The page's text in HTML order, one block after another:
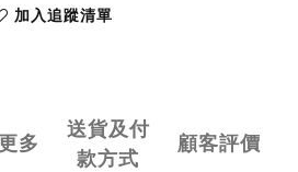
加入追蹤清單
多
送貨及付
款方式
顧客評價